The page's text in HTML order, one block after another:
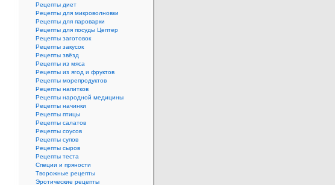
Рецепты диет
Рецепты для микроволновки
Рецепты для пароварки
Рецепты для посуды Цептер
Рецепты заготовок
Рецепты закусок
Рецепты звёзд
Рецепты из мяса
Рецепты из ягод и фруктов
Рецепты морепродуктов
Рецепты напитков
Рецепты народной медицины
Рецепты начинки
Рецепты птицы
Рецепты салатов
Рецепты соусов
Рецепты супов
Рецепты сыров
Рецепты теста
Специи и пряности
Творожные рецепты
Эротические рецепты